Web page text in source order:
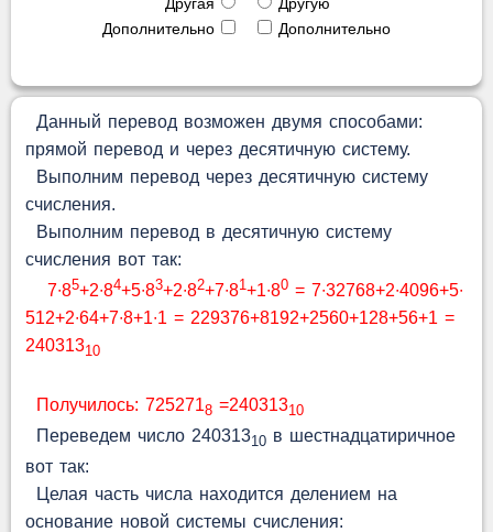
Дополнительно
Дополнительно
Данный перевод возможен двумя способами:
прямой перевод и через десятичную систему.
Выполним перевод через десятичную систему
счисления.
Выполним перевод в десятичную систему
счисления вот так:
7∙85+2∙84+5∙83+2∙82+7∙81+1∙80= 7∙32768+2∙4096+5∙
512+2∙64+7∙8+1∙1 = 229376+8192+2560+128+56+1 =
24031310
Получилось: 7252718=24031310
Переведем число 24031310в шестнадцатиричное
вот так:
Целая часть числа находится делением на
основание новой системы счисления: